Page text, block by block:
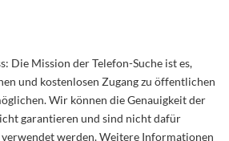
Die Mission der Telefon-Suche ist es,
und kostenlosen Zugang zu öffentlichen
Wir können die Genauigkeit der
garantieren und sind nicht dafür
werden. Weitere Informationen